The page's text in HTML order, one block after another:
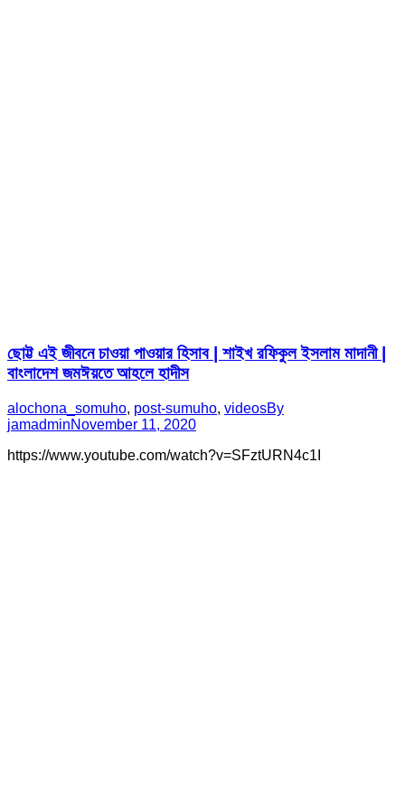
ছোট্ট এই জীবনে চাওয়া পাওয়ার হিসাব | শাইখ রফিকুল ইসলাম মাদানী |
বাংলাদেশ জমঈয়তে আহলে হাদীস
alochona_somuho, post-sumuho, videosBy
jamadminNovember 11, 2020
https://www.youtube.com/watch?v=SFztURN4c1I